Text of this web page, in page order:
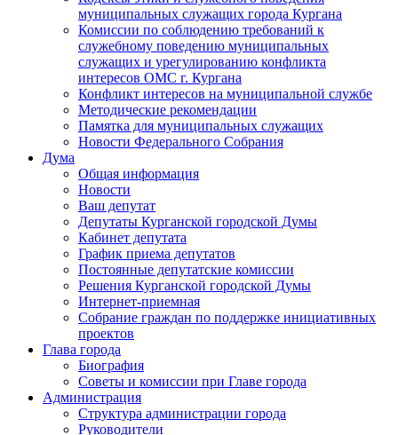
муниципальных служащих города Кургана
Комиссии по соблюдению требований к
служебному поведению муниципальных
служащих и урегулированию конфликта
интересов ОМС г. Кургана
Конфликт интересов на муниципальной службе
Методические рекомендации
Памятка для муниципальных служащих
Новости Федерального Cобрания
Дума
Общая информация
Новости
Ваш депутат
Депутаты Курганской городской Думы
Кабинет депутата
График приема депутатов
Постоянные депутатские комиссии
Решения Курганской городской Думы
Интернет-приемная
Собрание граждан по поддержке инициативных
проектов
Глава города
Биография
Советы и комиссии при Главе города
Администрация
Структура администрации города
Руководители